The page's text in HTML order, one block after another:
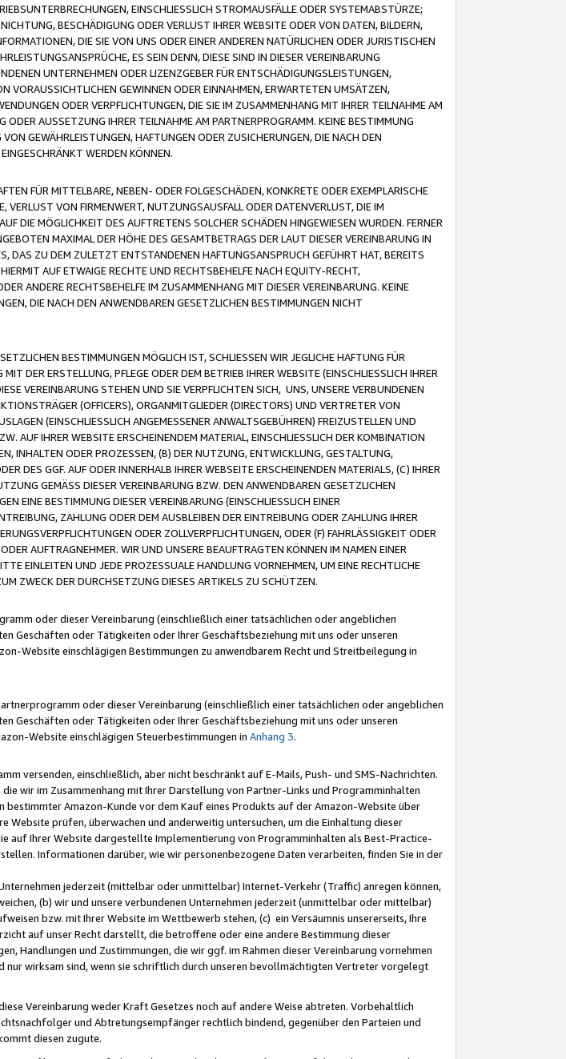
EINSCHLIESSLICH STROMAUSFÄLLE ODER SYSTEMABSTÜRZE;
BESCHÄDIGUNG ODER VERLUST IHRER WEBSITE ODER VON DATEN, BILDERN,
DIE SIE VON UNS ODER EINER ANDEREN NATÜRLICHEN ODER JURISTISCHEN
ES SEIN DENN, DIESE SIND IN DIESER VEREINBARUNG
UNTERNEHMEN ODER LIZENZGEBER FÜR ENTSCHÄDIGUNGSLEISTUNGEN,
VORAUSSICHTLICHEN GEWINNEN ODER EINNAHMEN, ERWARTETEN UMSÄTZEN,
ODER VERPFLICHTUNGEN, DIE SIE IM ZUSAMMENHANG MIT IHRER TEILNAHME AM
AUSSETZUNG IHRER TEILNAHME AM PARTNERPROGRAMM. KEINE BESTIMMUNG
GEWÄHRLEISTUNGEN, HAFTUNGEN ODER ZUSICHERUNGEN, DIE NACH DEN
WERDEN KÖNNEN.
FÜR MITTELBARE, NEBEN- ODER FOLGESCHÄDEN, KONKRETE ODER EXEMPLARISCHE
VON FIRMENWERT, NUTZUNGSAUSFALL ODER DATENVERLUST, DIE IM
DIE MÖGLICHKEIT DES AUFTRETENS SOLCHER SCHÄDEN HINGEWIESEN WURDEN. FERNER
MAXIMAL DER HÖHE DES GESAMTBETRAGS DER LAUT DIESER VEREINBARUNG IN
ZU DEM ZULETZT ENTSTANDENEN HAFTUNGSANSPRUCH GEFÜHRT HAT, BEREITS
AUF ETWAIGE RECHTE UND RECHTSBEHELFE NACH EQUITY-RECHT,
ANDERE RECHTSBEHELFE IM ZUSAMMENHANG MIT DIESER VEREINBARUNG. KEINE
DIE NACH DEN ANWENDBAREN GESETZLICHEN BESTIMMUNGEN NICHT
BESTIMMUNGEN MÖGLICH IST, SCHLIESSEN WIR JEGLICHE HAFTUNG FÜR
DER ERSTELLUNG, PFLEGE ODER DEM BETRIEB IHRER WEBSITE (EINSCHLIESSLICH IHRER
VEREINBARUNG STEHEN UND SIE VERPFLICHTEN SICH, UNS, UNSERE VERBUNDENEN
(OFFICERS), ORGANMITGLIEDER (DIRECTORS) UND VERTRETER VON
(EINSCHLIESSLICH ANGEMESSENER ANWALTSGEBÜHREN) FREIZUSTELLEN UND
AUF IHRER WEBSITE ERSCHEINENDEM MATERIAL, EINSCHLIESSLICH DER KOMBINATION
INHALTEN ODER PROZESSEN, (B) DER NUTZUNG, ENTWICKLUNG, GESTALTUNG,
DES GGF. AUF ODER INNERHALB IHRER WEBSEITE ERSCHEINENDEN MATERIALS, (C) IHRER
GEMÄSS DIESER VEREINBARUNG BZW. DEN ANWENDBAREN GESETZLICHEN
EINE BESTIMMUNG DIESER VEREINBARUNG (EINSCHLIESSLICH EINER
ZAHLUNG ODER DEM AUSBLEIBEN DER EINTREIBUNG ODER ZAHLUNG IHRER
ODER ZOLLVERPFLICHTUNGEN, ODER (F) FAHRLÄSSIGKEIT ODER
AUFTRAGNEHMER. WIR UND UNSERE BEAUFTRAGTEN KÖNNEN IM NAMEN EINER
EINLEITEN UND JEDE PROZESSUALE HANDLUNG VORNEHMEN, UM EINE RECHTLICHE
ZWECK DER DURCHSETZUNG DIESES ARTIKELS ZU SCHÜTZEN.
oder dieser Vereinbarung (einschließlich einer tatsächlichen oder angeblichen
Geschäften oder Tätigkeiten oder Ihrer Geschäftsbeziehung mit uns oder unseren
Website einschlägigen Bestimmungen zu anwendbarem Recht und Streitbeilegung in
oder dieser Vereinbarung (einschließlich einer tatsächlichen oder angeblichen
Geschäften oder Tätigkeiten oder Ihrer Geschäftsbeziehung mit uns oder unseren
Website einschlägigen Steuerbestimmungen in Anhang 3.
versenden, einschließlich, aber nicht beschränkt auf E-Mails, Push- und SMS-Nachrichten.
wir im Zusammenhang mit Ihrer Darstellung von Partner-Links und Programminhalten
Amazon-Kunde vor dem Kauf eines Produkts auf der Amazon-Website über
prüfen, überwachen und anderweitig untersuchen, um die Einhaltung dieser
auf Ihrer Website dargestellte Implementierung von Programminhalten als Best-Practice-
Informationen darüber, wie wir personenbezogene Daten verarbeiten, finden Sie in der
jederzeit (mittelbar oder unmittelbar) Internet-Verkehr (Traffic) anregen können,
(b) wir und unsere verbundenen Unternehmen jederzeit (unmittelbar oder mittelbar)
bzw. mit Ihrer Website im Wettbewerb stehen, (c) ein Versäumnis unsererseits, Ihre
auf unser Recht darstellt, die betroffene oder eine andere Bestimmung dieser
Handlungen und Zustimmungen, die wir ggf. im Rahmen dieser Vereinbarung vornehmen
wirksam sind, wenn sie schriftlich durch unseren bevollmächtigten Vertreter vorgelegt
Vereinbarung weder Kraft Gesetzes noch auf andere Weise abtreten. Vorbehaltlich
und Abtretungsempfänger rechtlich bindend, gegenüber den Parteien und
diesen zugute.